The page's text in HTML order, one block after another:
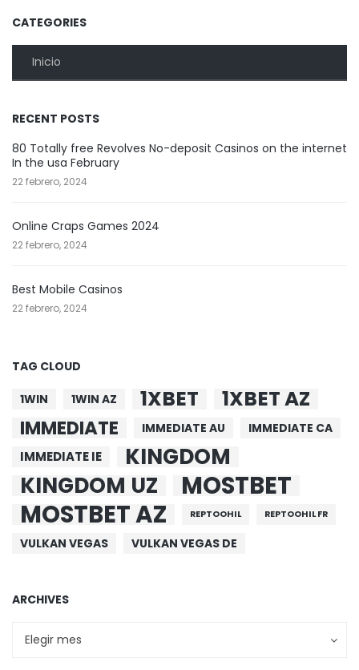
CATEGORIES
Inicio
RECENT POSTS
80 Totally free Revolves No-deposit Casinos on the internet
In the usa February
22 febrero, 2024
Online Craps Games 2024
22 febrero, 2024
Best Mobile Casinos
22 febrero, 2024
TAG CLOUD
1WIN 1WIN AZ 1XBET 1XBET AZ
IMMEDIATE IMMEDIATE AU IMMEDIATE CA
IMMEDIATE IE
KINGDOM
KINGDOM UZ
MOSTBET
MOSTBET AZ
REPTOOHIL REPTOOHIL FR
VULKAN VEGAS VULKAN VEGAS DE
ARCHIVES
Elegir mes
Archives